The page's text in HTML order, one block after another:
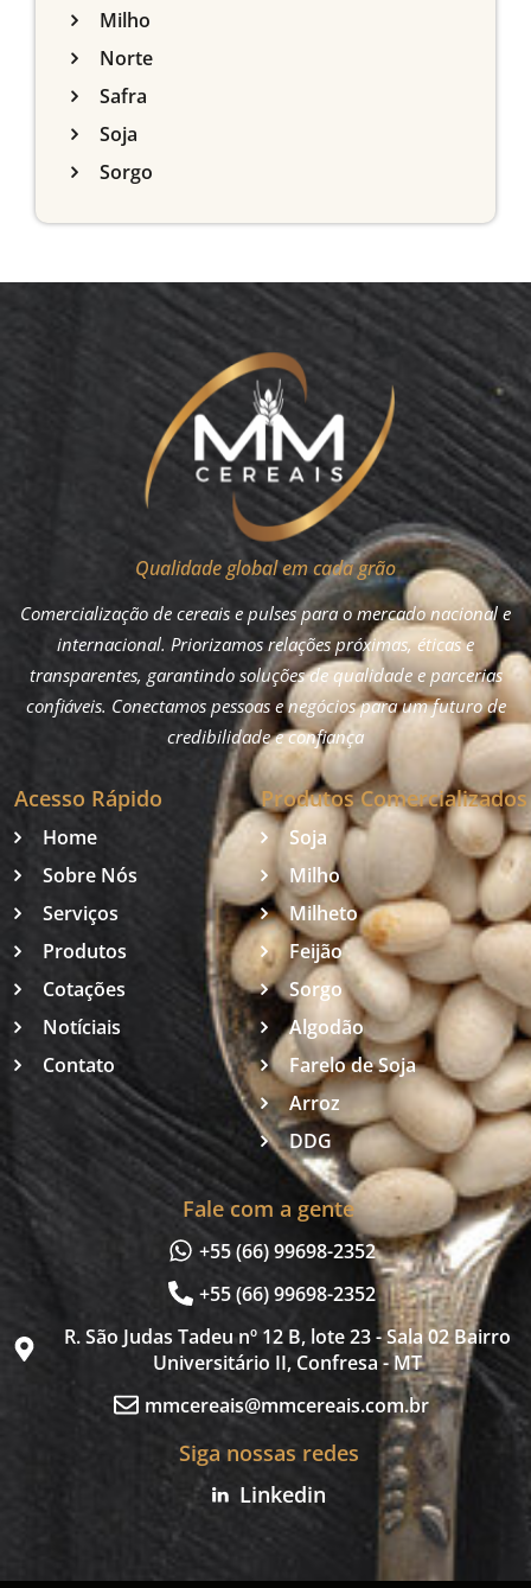
Milho
Norte
Safra
Soja
Sorgo
Qualidade global em cada grão
Comercialização de cereais e pulses para o mercado nacional e
internacional. Priorizamos relações próximas, éticas e
transparentes, garantindo soluções de qualidade e parcerias
confiáveis. Conectamos pessoas e negócios para um futuro de
credibilidade e confiança
Acesso Rápido
Home
Sobre Nós
Serviços
Produtos
Cotações
Notíciais
Contato
Produtos Comercializados
Soja
Milho
Milheto
Feijão
Sorgo
Algodão
Farelo de Soja
Arroz
DDG
Fale com a gente
+55 (66) 99698-2352
+55 (66) 99698-2352
R. São Judas Tadeu nº 12 B, lote 23 - Sala 02 Bairro
Universitário II, Confresa - MT
mmcereais@mmcereais.com.br
Siga nossas redes
Linkedin